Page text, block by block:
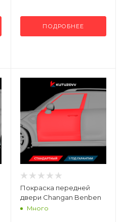
ПОДРОБНЕЕ
Покраска передней
двери Changan Benben
Много